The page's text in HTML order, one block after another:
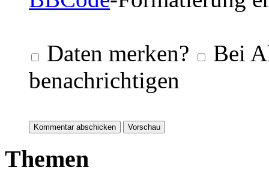
Daten merken?
Bei
benachrichtigen
Themen